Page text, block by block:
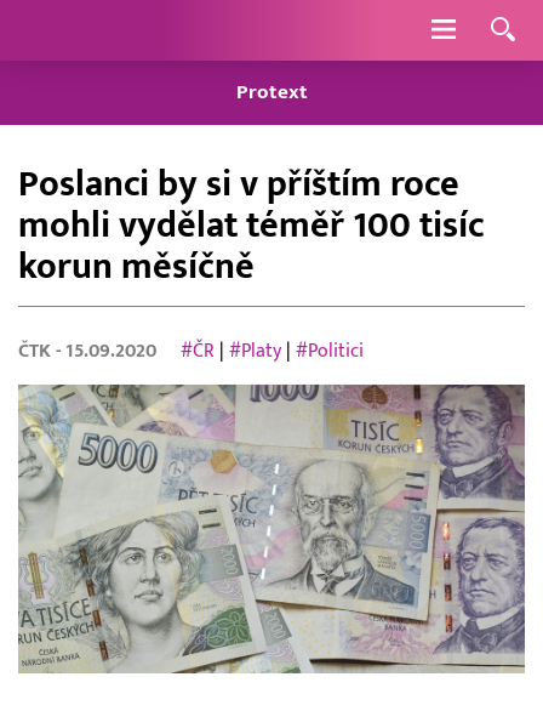
Navigace
Protext
Poslanci by si v příštím roce
mohli vydělat téměř 100 tisíc
korun měsíčně
ČTK - 15.09.2020 #ČR |#Platy |#Politici